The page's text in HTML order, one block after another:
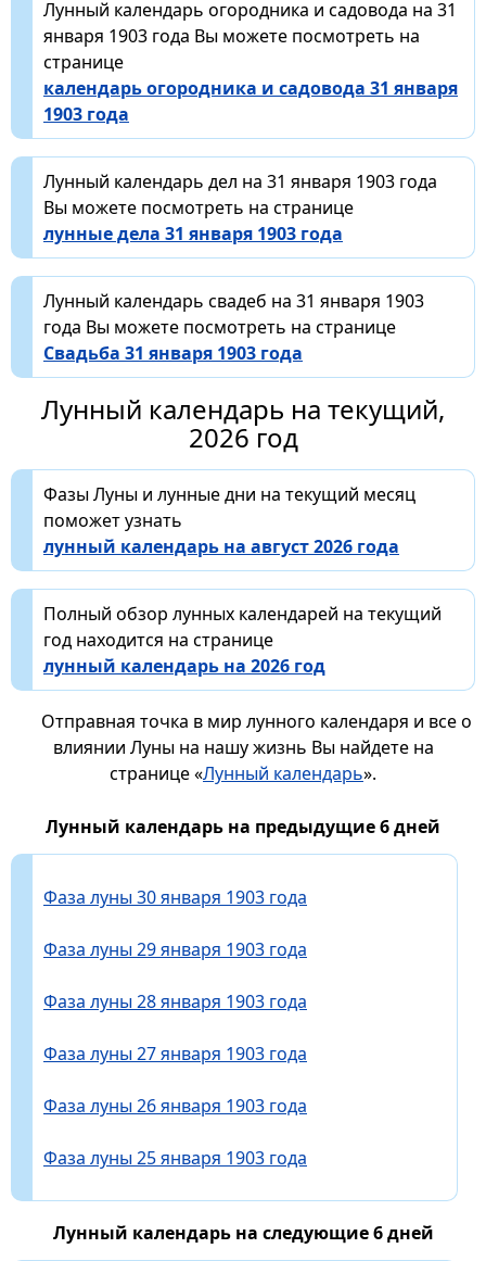
Лунный календарь огородника и садовода на 31
января 1903 года Вы можете посмотреть на
странице
календарь огородника и садовода 31 января
1903 года
Лунный календарь дел на 31 января 1903 года
Вы можете посмотреть на странице
лунные дела 31 января 1903 года
Лунный календарь свадеб на 31 января 1903
года Вы можете посмотреть на странице
Свадьба 31 января 1903 года
Лунный календарь на текущий,
2026 год
Фазы Луны и лунные дни на текущий месяц
поможет узнать
лунный календарь на август 2026 года
Полный обзор лунных календарей на текущий
год находится на странице
лунный календарь на 2026 год
Отправная точка в мир лунного календаря и все о
влиянии Луны на нашу жизнь Вы найдете на
странице «Лунный календарь».
Лунный календарь на предыдущие 6 дней
Фаза луны 30 января 1903 года
Фаза луны 29 января 1903 года
Фаза луны 28 января 1903 года
Фаза луны 27 января 1903 года
Фаза луны 26 января 1903 года
Фаза луны 25 января 1903 года
Лунный календарь на следующие 6 дней